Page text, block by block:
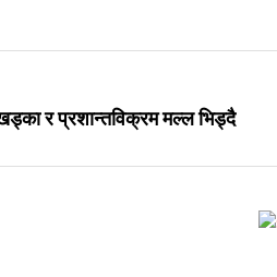
र प्रशान्तविक्रम मल्ल भिड्दै